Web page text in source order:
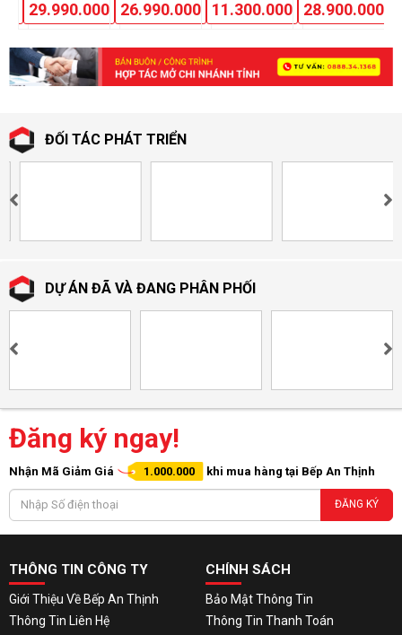
29.990.000 26.990.000 11.300.000 28.900.000
ĐỐI TÁC PHÁT TRIỂN
DỰ ÁN ĐÃ VÀ ĐANG PHÂN PHỐI
Đăng ký ngay!
Nhận Mã Giảm Giá 1.000.000 khi mua hàng tại Bếp An Thịnh
ĐĂNG KÝ
THÔNG TIN CÔNG TY
Giới Thiệu Về Bếp An Thịnh
Thông Tin Liên Hệ
CHÍNH SÁCH
Bảo Mật Thông Tin
Thông Tin Thanh Toán